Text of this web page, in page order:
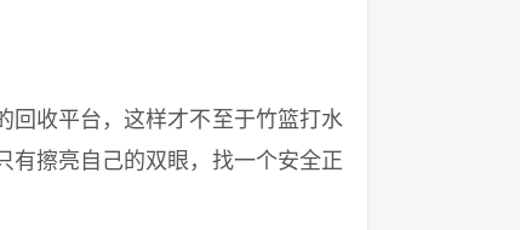
收平台，这样才不至于竹篮打水
有擦亮自己的双眼，找一个安全正